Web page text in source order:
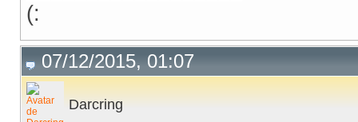
(:
07/12/2015, 01:07
Darcring